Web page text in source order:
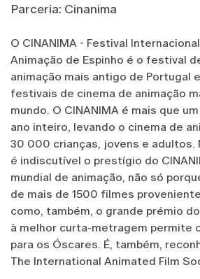
Parceria: Cinanima
O CINANIMA - Festival
Animação de Espinho é o festival
animação mais antigo de Portugal
festivais de cinema de animação
mundo. O CINANIMA é mais que
ano inteiro, levando o cinema de
30 000 crianças, jovens e adultos.
é indiscutível o prestígio do
mundial de animação, não só
de mais de 1500 filmes
como, também, o grande prémio
à melhor curta-metragem permite
para os Óscares. É, também,
The International Animated Film